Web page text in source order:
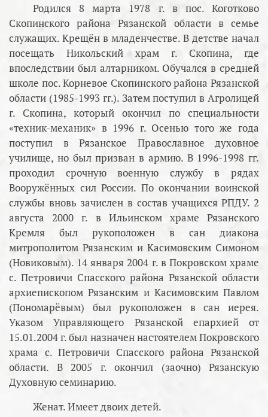
Родился 8 марта 1978 г. в пос. Коготково
Скопинского района Рязанской области в семье
служащих. Крещён в младенчестве. В детстве начал
посещать Никольский храм г. Скопина, где
впоследствии был алтарником. Обучался в средней
школе пос. Корневое Скопинского района Рязанской
области (1985-1993 гг.). Затем поступил в Агролицей
г. Скопина, который окончил по специальности
«техник-механик» в 1996 г. Осенью того же года
поступил в Рязанское Православное духовное
училище, но был призван в армию. В 1996-1998 гг.
проходил срочную военную службу в рядах
Вооружённых сил России. По окончании воинской
службы вновь зачислен в состав учащихся РПДУ. 2
августа 2000 г. в Ильинском храме Рязанского
Кремля был рукоположен в сан диакона
митрополитом Рязанским и Касимовским Симоном
(Новиковым). 14 января 2004 г. в Покровском храме
с. Петровичи Спасского района Рязанской области
архиепископом Рязанским и Касимовским Павлом
(Пономарёвым) был рукоположен в сан иерея.
Указом Управляющего Рязанской епархией от
15.01.2004 г. был назначен настоятелем Покровского
храма с. Петровичи Спасского района Рязанской
области. В 2005 г. окончил (заочно) Рязанскую
Духовную семинарию.
Женат. Имеет двоих детей.